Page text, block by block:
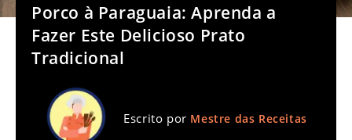
Porco à Paraguaia: Aprenda a
Fazer Este Delicioso Prato
Tradicional
Escrito por Mestre das Receitas